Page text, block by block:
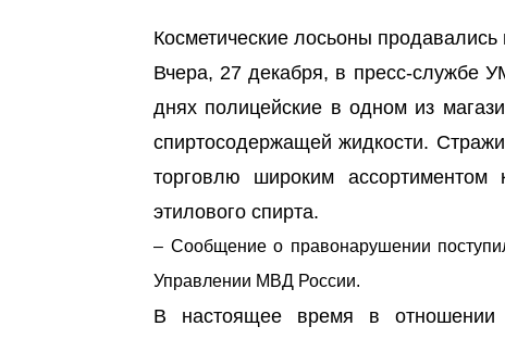
Косметические лосьоны
Вчера, 27 декабря, в пресс-службе
днях полицейские в одном из
спиртосодержащей жидкости.
торговлю широким ассортиментом
этилового спирта.
– Сообщение о правонарушении
Управлении МВД России.
В настоящее время в отношении